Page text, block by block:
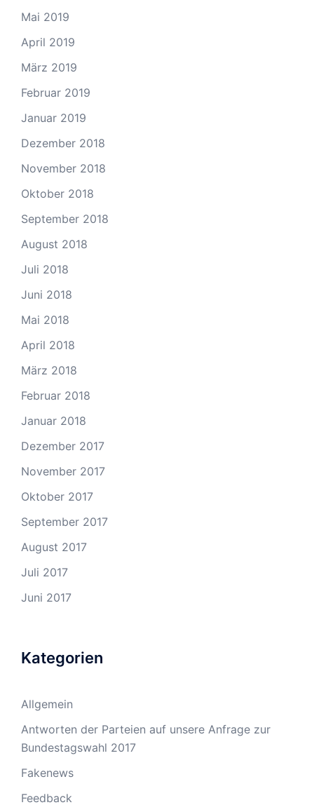
Mai 2019
April 2019
März 2019
Februar 2019
Januar 2019
Dezember 2018
November 2018
Oktober 2018
September 2018
August 2018
Juli 2018
Juni 2018
Mai 2018
April 2018
März 2018
Februar 2018
Januar 2018
Dezember 2017
November 2017
Oktober 2017
September 2017
August 2017
Juli 2017
Juni 2017
Kategorien
Allgemein
Antworten der Parteien auf unsere Anfrage zur
Bundestagswahl 2017
Fakenews
Feedback